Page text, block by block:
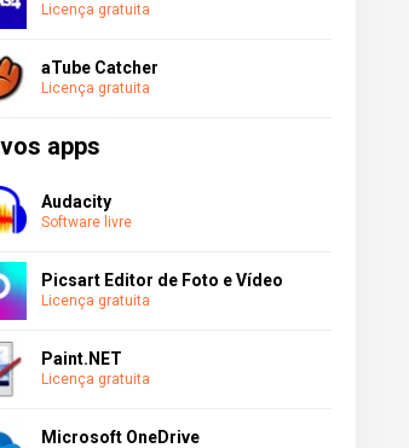
Licença gratuita
aTube Catcher
Licença gratuita
apps
Audacity
Software livre
Picsart Editor de Foto e Vídeo
Licença gratuita
Paint.NET
Licença gratuita
Microsoft OneDrive